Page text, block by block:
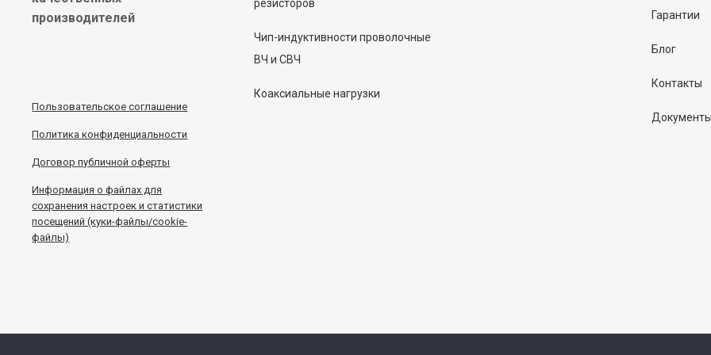
производителей
Пользовательское соглашение
Политика конфиденциальности
Договор публичной оферты
Информацияофайлах для
сохранения настроек и статистики
посещений (куки-файлы/cookie-
файлы)
резисторов
Чип-индуктивности проволочные
ВЧ и СВЧ
Коаксиальные нагрузки
Гарантии
Блог
Контакты